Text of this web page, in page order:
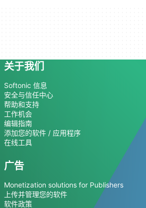
关于我们
Softonic 信息
安全与信任中心
帮助和支持
工作机会
编辑指南
添加您的软件 / 应用程序
在线工具
广告
Monetization solutions for Publishers
上传并管理您的软件
软件政策